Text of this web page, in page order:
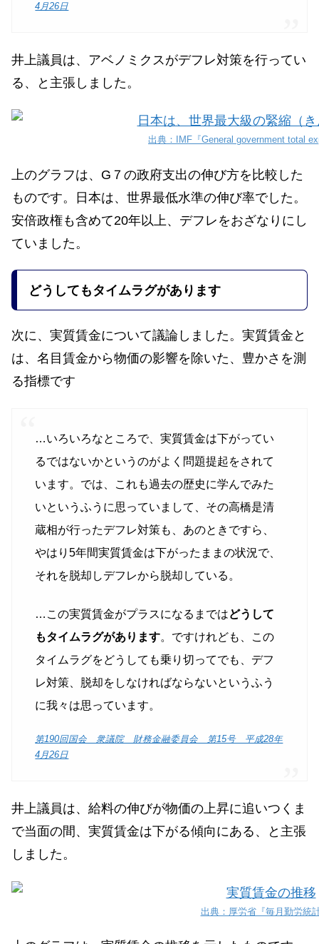
4月26日
井上議員は、アベノミクスがデフレ対策を行ってい
る、と主張しました。
出典：IMF『General government total
上のグラフは、G７の政府支出の伸び方を比較した
ものです。日本は、世界最低水準の伸び率でした。
安倍政権も含めて20年以上、デフレをおざなりにし
ていました。
どうしてもタイムラグがあります
次に、実質賃金について議論しました。実質賃金と
は、名目賃金から物価の影響を除いた、豊かさを測
る指標です
…いろいろなところで、実質賃金は下がってい
るではないかというのがよく問題提起をされて
います。では、これも過去の歴史に学んでみた
いというふうに思っていまして、その高橋是清
蔵相が行ったデフレ対策も、あのときですら、
やはり5年間実質賃金は下がったままの状況で、
それを脱却しデフレから脱却している。
…この実質賃金がプラスになるまではどうして
もタイムラグがあります。ですけれども、この
タイムラグをどうしても乗り切ってでも、デフ
レ対策、脱却をしなければならないというふう
に我々は思っています。
第190回国会 衆議院 財務金融委員会 第15号 平成28年
4月26日
井上議員は、給料の伸びが物価の上昇に追いつくま
で当面の間、実質賃金は下がる傾向にある、と主張
しました。
出典：厚労省『毎月勤労統